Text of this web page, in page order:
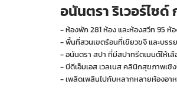
อนันตรา ริเวอร์ไซ
- ห้องพัก 281 ห้อง และห้องสวีท 95 ห้
- พื้นที่สวนเขตร้อนที่เขียวขจี และบรร
- อนันตรา สปา ที่มีสปาทรีตเมนต์ให้เ
- บีดีเอ็มเอส เวลเนส คลินิกสุขภาพเ
- เพลิดเพลินไปกับหลากหลายห้องอา